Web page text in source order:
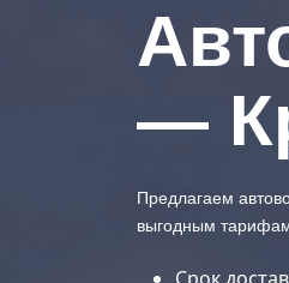
—
Предлагаем
выгодным